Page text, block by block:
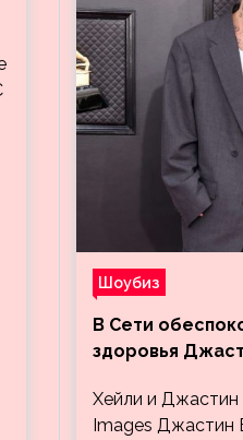
Шоубиз
В Сети
здоровья
успокаивает
Хейли и
Images Джастин